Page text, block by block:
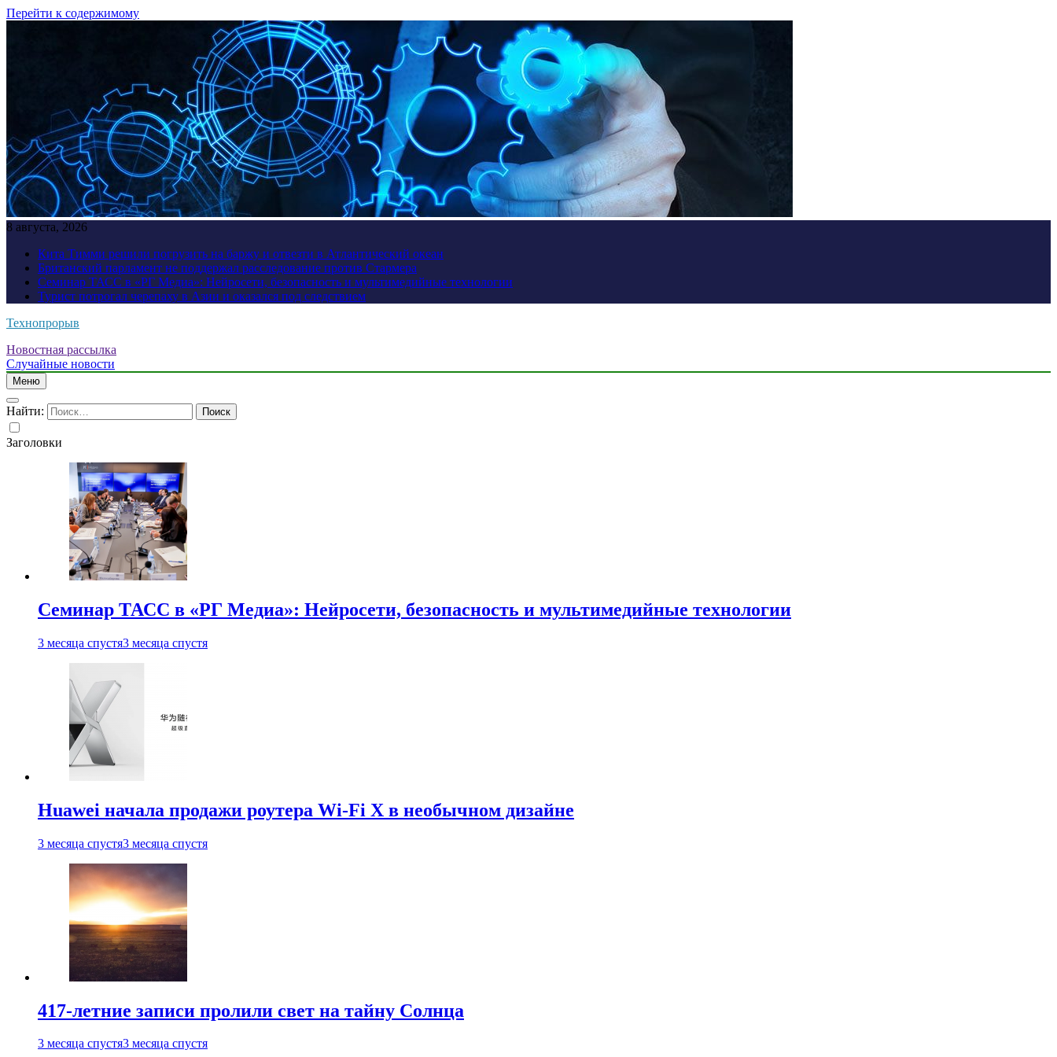
Перейти к содержимому
8 августа, 2026
Кита Тимми решили погрузить на баржу и отвезти в Атлантический океан
Британский парламент не поддержал расследование против Стармера
Семинар ТАСС в «РГ Медиа»: Нейросети, безопасность и мультимедийные технологии
Турист потрогал черепаху в Азии и оказался под следствием
Технопрорыв
Новостная рассылка
Случайные новости
Меню
Найти:
Заголовки
Семинар ТАСС в «РГ Медиа»: Нейросети, безопасность и мультимедийные технологии
3 месяца спустя3 месяца спустя
Huawei начала продажи роутера Wi-Fi X в необычном дизайне
3 месяца спустя3 месяца спустя
417-летние записи пролили свет на тайну Солнца
3 месяца спустя3 месяца спустя